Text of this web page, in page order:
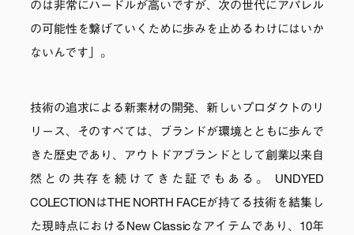
のは非常にハードルが高いですが、次の世代にアパレル
の可能性を繋げていくために歩みを止めるわけにはいか
ないんです」。
技術の追求による新素材の開発、新しいプロダクトのリ
リース、そのすべては、ブランドが環境とともに歩んで
きた歴史であり、アウトドアブランドとして創業以来自
然との共存を続けてきた証でもある。 UNDYED
COLECTIONはTHE NORTH FACEが持てる技術を結集し
た現時点におけるNew Classicなアイテムであり、10年